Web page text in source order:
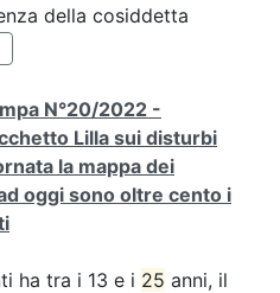
della cosiddetta
N°20/2022 -
Lilla sui disturbi
la mappa dei
oggi sono oltre cento i
ha tra i 13 e i 25 anni, il